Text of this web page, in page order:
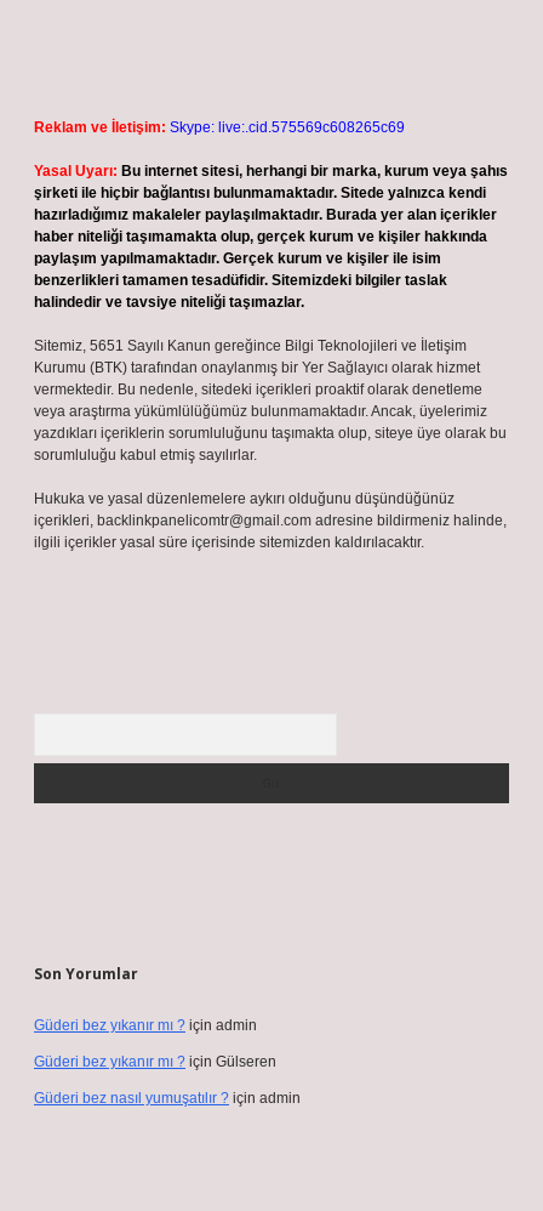
Reklam ve İletişim: Skype: live:.cid.575569c608265c69
Yasal Uyarı: Bu internet sitesi, herhangi bir marka, kurum veya şahıs
şirketi ile hiçbir bağlantısı bulunmamaktadır. Sitede yalnızca kendi
hazırladığımız makaleler paylaşılmaktadır. Burada yer alan içerikler
haber niteliği taşımamakta olup, gerçek kurum ve kişiler hakkında
paylaşım yapılmamaktadır. Gerçek kurum ve kişiler ile isim
benzerlikleri tamamen tesadüfidir. Sitemizdeki bilgiler taslak
halindedir ve tavsiye niteliği taşımazlar.
Sitemiz, 5651 Sayılı Kanun gereğince Bilgi Teknolojileri ve İletişim
Kurumu (BTK) tarafından onaylanmış bir Yer Sağlayıcı olarak hizmet
vermektedir. Bu nedenle, sitedeki içerikleri proaktif olarak denetleme
veya araştırma yükümlülüğümüz bulunmamaktadır. Ancak, üyelerimiz
yazdıkları içeriklerin sorumluluğunu taşımakta olup, siteye üye olarak bu
sorumluluğu kabul etmiş sayılırlar.
Hukuka ve yasal düzenlemelere aykırı olduğunu düşündüğünüz
içerikleri, backlinkpanelicomtr@gmail.com adresine bildirmeniz halinde,
ilgili içerikler yasal süre içerisinde sitemizden kaldırılacaktır.
Son Yorumlar
Güderi bez yıkanır mı ? için admin
Güderi bez yıkanır mı ? için Gülseren
Güderi bez nasıl yumuşatılır ? için admin